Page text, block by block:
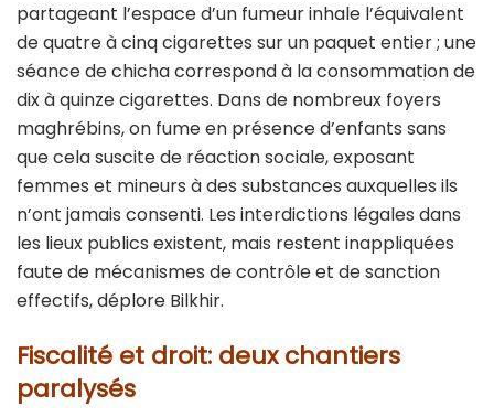
partageant l’espace d’un fumeur inhale l’équivalent
de quatre à cinq cigarettes sur un paquet entier ; une
séance de chicha correspond à la consommation de
dix à quinze cigarettes. Dans de nombreux foyers
maghrébins, on fume en présence d’enfants sans
que cela suscite de réaction sociale, exposant
femmes et mineurs à des substances auxquelles ils
n’ont jamais consenti. Les interdictions légales dans
les lieux publics existent, mais restent inappliquées
faute de mécanismes de contrôle et de sanction
effectifs, déplore Bilkhir.
Fiscalité et droit: deux chantiers
paralysés